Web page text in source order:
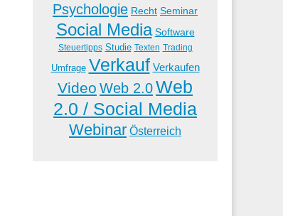
Psychologie Recht Seminar
Social Media Software
Steuertipps Studie Texten Trading
Umfrage Verkauf Verkaufen
Video Web 2.0Web
2.0 / Social Media
Webinar Österreich